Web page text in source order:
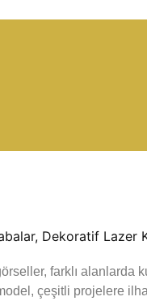
, Dekoratif Lazer
farklı alanlarda
çeşitli projelere